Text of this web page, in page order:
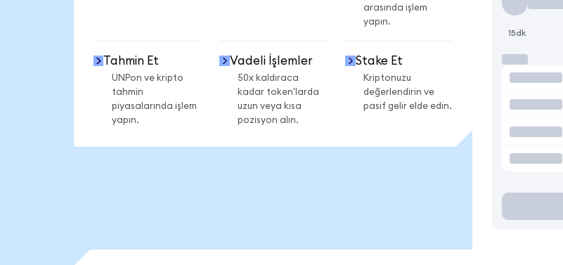
arasında işlem
yapın.
Tahmin Et
UNPon ve kripto
tahmin
piyasalarında işlem
yapın.
Vadeli İşlemler
50x kaldıraca
kadar token'larda
uzun veya kısa
pozisyon alın.
Stake Et
Kriptonuzu
değerlendirin ve
pasif gelir elde edin.
15dk